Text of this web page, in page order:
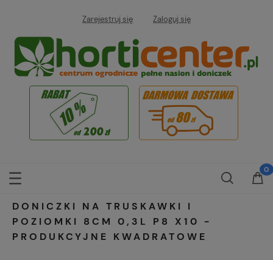
Zarejestruj się Zaloguj się
DONICZKI NA TRUSKAWKI I
POZIOMKI 8CM 0,3L P8 X10 -
PRODUKCYJNE KWADRATOWE